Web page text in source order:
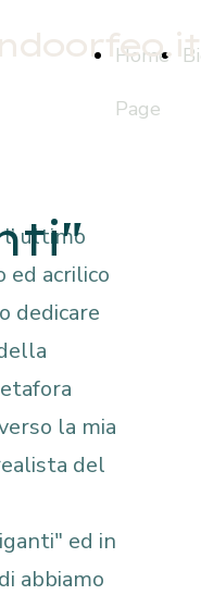
Home
Page
ultimo
ed acrilico
dedicare
la mia
del
ed in
abbiamo